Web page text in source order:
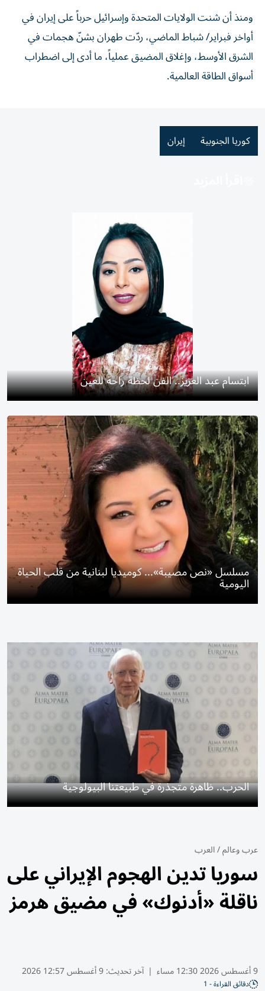
ومنذ أن شنت الولايات المتحدة وإسرائيل حرباً على إيران في
أواخر فبراير/ شباط الماضي، ردّت طهران بشنّ هجمات في
الشرق الأوسط، وإغلاق المضيق عملياً، ما أدى إلى اضطراب
أسواق الطاقة العالمية.
كوريا الجنوبية إيران
ابتسام عبد العزيز.. الفن لحظة راحة للعين
مسلسل «نص مصيبة»... كوميديا لبنانية من قلب الحياة
اليومية
الحرب.. ظاهرة متجذرة في طبيعتنا البيولوجية
عرب وعالم/العرب
سوريا تدين الهجوم الإيراني على
ناقلة «أدنوك» في مضيق هرمز
9 أغسطس 2026 12:30 مساء | آخر تحديث:9 أغسطس 12:57 2026
دقائق القراءة - 1